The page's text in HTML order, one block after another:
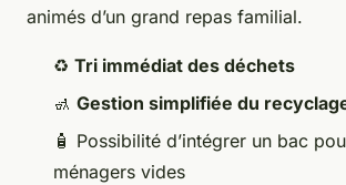
animés d’un grand repas familial.
♻️ Tri immédiat des déchets
🚮 Gestion simplifiée du
🧴 Possibilité d’intégrer un bac
ménagers vides